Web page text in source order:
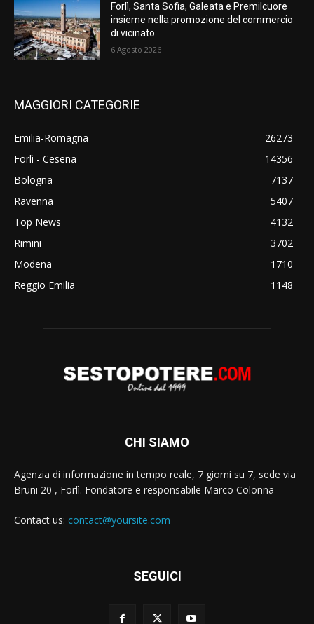
Forlì, Santa Sofia, Galeata e Premilcuore
insieme nella promozione del commercio
di vicinato
6 Agosto 2026
MAGGIORI CATEGORIE
Emilia-Romagna
26273
Forlì - Cesena
14356
Bologna
7137
Ravenna
5407
Top News
4132
Rimini
3702
Modena
1710
Reggio Emilia
1148
CHI SIAMO
Agenzia di informazione in tempo reale, 7 giorni su 7, sede via
Bruni 20 , Forlì. Fondatore e responsabile Marco Colonna
Contact us: contact@yoursite.com
SEGUICI